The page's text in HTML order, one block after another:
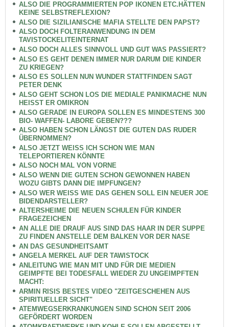
ALSO DIE PROGRAMMIERTEN POP IKONEN ETC.HÄTTEN
KEINE SELBSTREFLEXION?
ALSO DIE SIZILIANISCHE MAFIA STELLTE DEN PAPST?
ALSO DOCH FOLTERANWENDUNG IN DEM
TAVISTOCKELITEINTERNAT
ALSO DOCH ALLES SINNVOLL UND GUT WAS PASSIERT?
ALSO ES GEHT DENEN IMMER NUR DARUM DIE KINDER
ZU KRIEGEN?
ALSO ES SOLLEN NUN WUNDER STATTFINDEN SAGT
PETER DENK
ALSO GEHT SCHON LOS DIE MEDIALE PANIKMACHE NUN
HEISST ER OMIKRON
ALSO GERADE IN EUROPA SOLLEN ES MINDESTENS 300
BIO- WAFFEN- LABORE GEBEN???
ALSO HABEN SCHON LÄNGST DIE GUTEN DAS RUDER
ÜBERNOMMEN?
ALSO JETZT WEISS ICH SCHON WIE MAN
TELEPORTIEREN KÖNNTE
ALSO NOCH MAL VON VORNE
ALSO WENN DIE GUTEN SCHON GEWONNEN HABEN
WOZU GIBTS DANN DIE IMPFUNGEN?
ALSO WER WEISS WIE DAS GEHEN SOLL EIN NEUER JOE
BIDENDARSTELLER?
ALTERSHEIME DIE NEUEN SCHULEN FÜR KINDER
FRAGEZEICHEN
AN ALLE DIE DRAUF AUS SIND DAS HAAR IN DER SUPPE
ZU FINDEN ANSTELLE DEM BALKEN VOR DER NASE
AN DAS GESUNDHEITSAMT
ANGELA MERKEL AUF DER TAWISTOCK
ANLEITUNG WIE MAN MIT UND FÜR DIE MEDIEN
GEIMPFTE BEI TODESFALL WIEDER ZU UNGEIMPFTEN
MACHT:
ARMIN RISIS BESTES VIDEO "ZEITGESCHEHEN AUS
SPIRITUELLER SICHT"
ATEMWEGSERKRANKUNGEN SIND SCHON SEIT 2006
GEFÖRDERT WORDEN